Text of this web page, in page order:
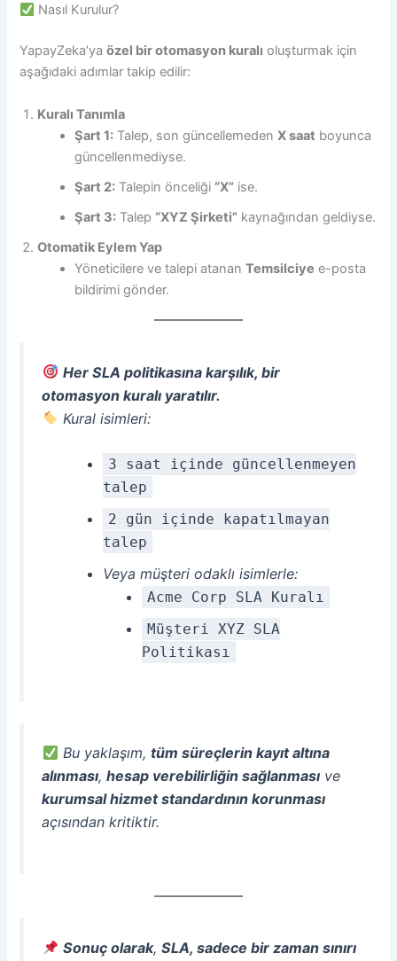
Nasıl Kurulur?
YapayZeka’yaözel bir otomasyon kuralı oluşturmak için
aşağıdaki adımlar takip edilir:
Kuralı Tanımla
Şart 1: Talep, son güncellemedenX saat boyunca
güncellenmediyse.
Şart 2: Talepin önceliği “X” ise.
Şart 3: Talep “XYZ Şirketi” kaynağından geldiyse.
Otomatik Eylem Yap
Yöneticilere ve talepi atananTemsilciye e-posta
bildirimi gönder.
Her SLA politikasına karşılık, bir
otomasyon kuralı yaratılır.
Kural isimleri:
3 saat içinde güncellenmeyen
talep
2 gün içinde kapatılmayan
talep
Veya müşteri odaklı isimlerle:
Acme Corp SLA Kuralı
Müşteri XYZ SLA
Politikası
Bu yaklaşım, tüm süreçlerin kayıt altına
alınması,hesap verebilirliğin sağlanması ve
kurumsal hizmet standardının korunması
açısından kritiktir.
Sonuç olarak, SLA, sadece bir zaman sınırı